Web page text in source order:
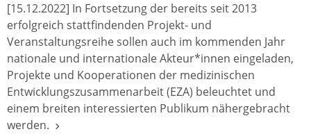
[15.12.2022] In Fortsetzung der bereits seit 2013
erfolgreich stattfindenden Projekt- und
Veranstaltungsreihe sollen auch im kommenden Jahr
nationale und internationale Akteur*innen eingeladen,
Projekte und Kooperationen der medizinischen
Entwicklungszusammenarbeit (EZA) beleuchtet und
einem breiten interessierten Publikum nähergebracht
werden.